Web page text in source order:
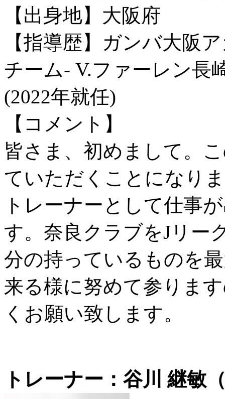
【出身地】大阪府
【指導歴】ガンバ大阪
チーム- V.ファーレン長
(2022年就任)
【コメント】
皆さま、初めまして。
ていただくことになり
トレーナーとして仕事
す。奈良クラブをJリー
分の持っているものを
来る様に努めて参りま
くお願い致します。
トレーナー：谷川 継敏